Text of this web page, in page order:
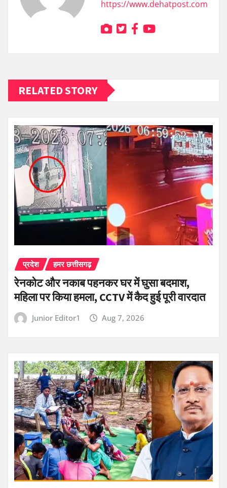
https://www.dehatpost.com
RELATED STORY
प्रदेश हमर छत्तीसगढ़
रेनकोट और नकाब पहनकर घर में घुसा बदमाश,
महिला पर किया हमला, CCTV में कैद हुई पूरी वारदात
Junior Editor1 Aug 7, 2026